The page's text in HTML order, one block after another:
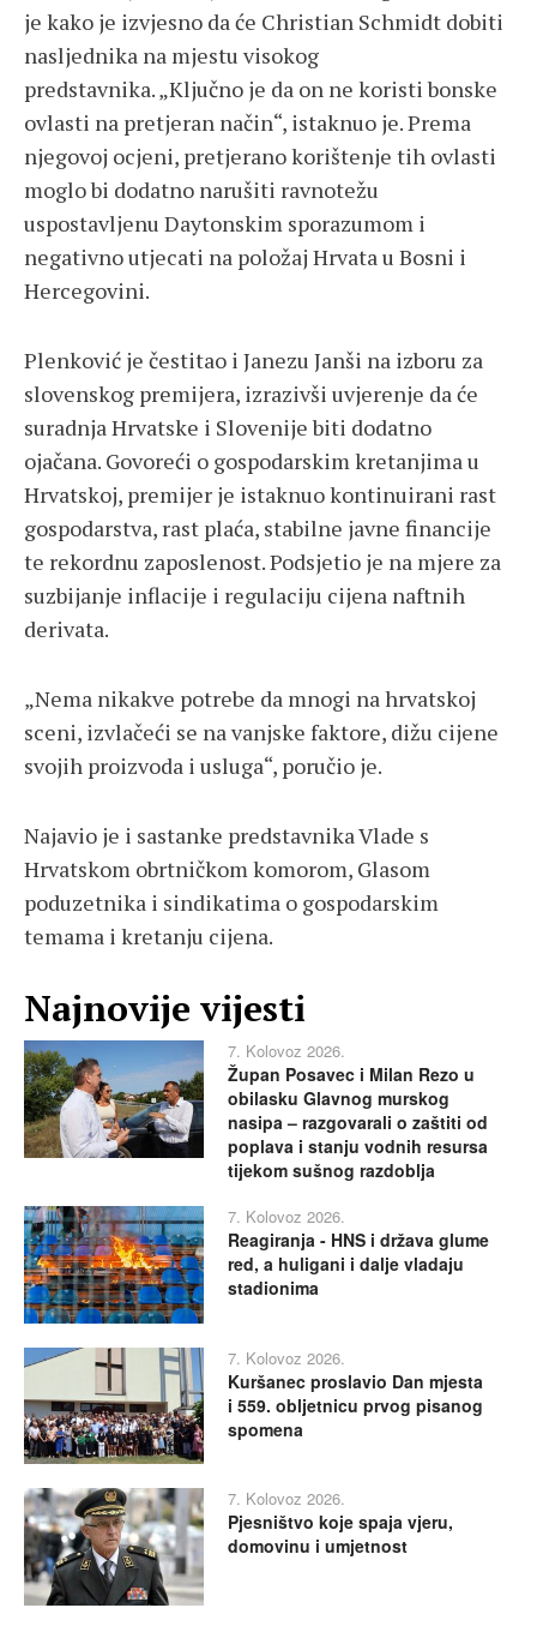
je kako je izvjesno da će Christian Schmidt dobiti
nasljednika na mjestu visokog
predstavnika. „Ključno je da on ne koristi bonske
ovlasti na pretjeran način“, istaknuo je. Prema
njegovoj ocjeni, pretjerano korištenje tih ovlasti
moglo bi dodatno narušiti ravnotežu
uspostavljenu Daytonskim sporazumom i
negativno utjecati na položaj Hrvata u Bosni i
Hercegovini.
Plenković je čestitao i Janezu Janši na izboru za
slovenskog premijera, izrazivši uvjerenje da će
suradnja Hrvatske i Slovenije biti dodatno
ojačana. Govoreći o gospodarskim kretanjima u
Hrvatskoj, premijer je istaknuo kontinuirani rast
gospodarstva, rast plaća, stabilne javne financije
te rekordnu zaposlenost. Podsjetio je na mjere za
suzbijanje inflacije i regulaciju cijena naftnih
derivata.
„Nema nikakve potrebe da mnogi na hrvatskoj
sceni, izvlačeći se na vanjske faktore, dižu cijene
svojih proizvoda i usluga“, poručio je.
Najavio je i sastanke predstavnika Vlade s
Hrvatskom obrtničkom komorom, Glasom
poduzetnika i sindikatima o gospodarskim
temama i kretanju cijena.
Najnovije vijesti
7. Kolovoz 2026.
Župan Posavec i Milan Rezo u
obilasku Glavnog murskog
nasipa – razgovarali o zaštiti od
poplava i stanju vodnih resursa
tijekom sušnog razdoblja
7. Kolovoz 2026.
Reagiranja - HNS i država glume
red, a huligani i dalje vladaju
stadionima
7. Kolovoz 2026.
Kuršanec proslavio Dan mjesta
i 559. obljetnicu prvog pisanog
spomena
7. Kolovoz 2026.
Pjesništvo koje spaja vjeru,
domovinu i umjetnost